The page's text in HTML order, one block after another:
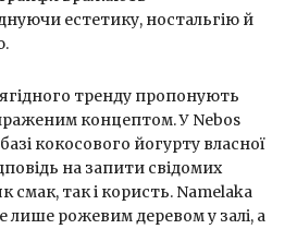
естетику, ностальгію й
ягідного тренду пропонують
концептом. У Nebos
кокосового йогурту власної
на запити свідомих
смак, так і користь. Namelaka
лише рожевим деревом у залі, а